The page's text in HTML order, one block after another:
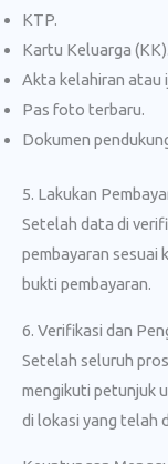
KTP.
Kartu Keluarga (KK).
Akta kelahiran atau
Pas foto terbaru.
Dokumen
5. Lakukan
Setelah data di
pembayaran sesuai
bukti pembayaran.
6. Verifikasi dan
Setelah seluruh
mengikuti petunjuk
di lokasi yang telah